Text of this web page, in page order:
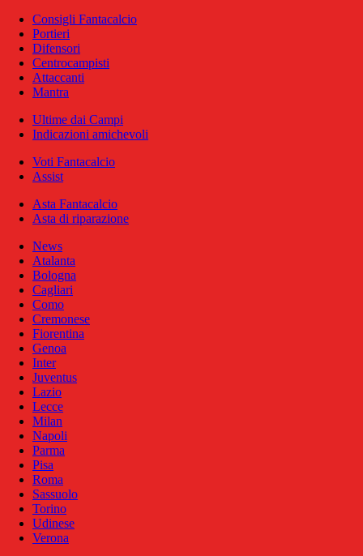
Consigli Fantacalcio
Portieri
Difensori
Centrocampisti
Attaccanti
Mantra
Ultime dai Campi
Indicazioni amichevoli
Voti Fantacalcio
Assist
Asta Fantacalcio
Asta di riparazione
News
Atalanta
Bologna
Cagliari
Como
Cremonese
Fiorentina
Genoa
Inter
Juventus
Lazio
Lecce
Milan
Napoli
Parma
Pisa
Roma
Sassuolo
Torino
Udinese
Verona